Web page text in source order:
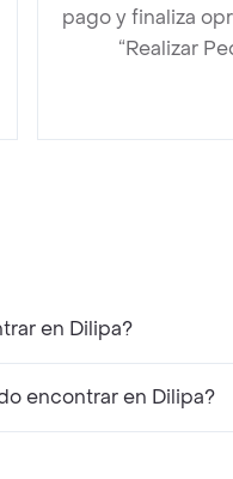
pago y finaliza
“Realizar
en Dilipa?
encontrar en Dilipa?